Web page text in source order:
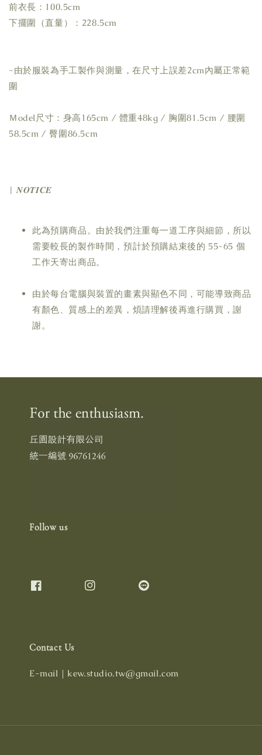
前衣長：100.5cm
下擺圍（直量）：228.5cm
-由於服裝為手工製作與測量，在尺寸上誤差2cm內屬正常範
圍
Ｍodel尺寸：身高165cm / 體重48kg / 胸圍81.5cm / 腰圍
58.5cm / 臀圍86.5cm
| 𝑵𝑶𝑻𝑰𝑪𝑬
此為預購商品。由於我們注重每一道工序與細節，所以
需要較長的製作時間，預計於預購結束後的 55-65 個
工作天寄出商品。
由於每台電腦與裝置的畫素與顯色不同，可能導致商品
有顏色、質感上的差異，煩請理解後再進行購買，謝
謝。
Follow us
Contact Us
E-mail｜kew.studio.tw@gmail.com